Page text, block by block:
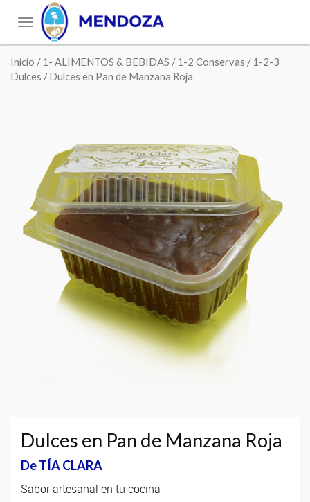
Toggle
navigation
Inicio /1- ALIMENTOS & BEBIDAS /1-2 Conservas /1-2-3
Dulces / Dulces en Pan de Manzana Roja
Dulces en Pan de Manzana Roja
De TÍA CLARA
Sabor artesanal en tu cocina